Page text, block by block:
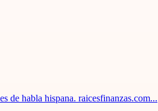
de habla hispana. raicesfinanzas.com...